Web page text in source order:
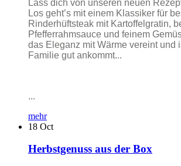
Lass dich von unseren neuen
Los geht’s mit einem Klassiker für
Rinderhüftsteak mit Kartoffelgratin,
Pfefferrahmsauce und feinem
das Eleganz mit Wärme vereint und
Familie gut ankommt...
...
mehr
18 Oct
Herbstgenuss aus der Box